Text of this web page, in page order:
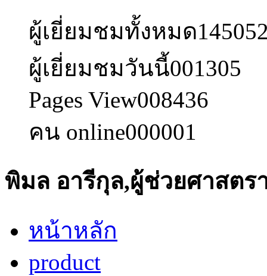
ผู้เยี่ยมชมทั้งหมด
ผู้เยี่ยมชมวันนี้001305
Pages View008436
คน online000001
พิมล อารีกุล,ผู้ช่วยศาสตร
หน้าหลัก
product